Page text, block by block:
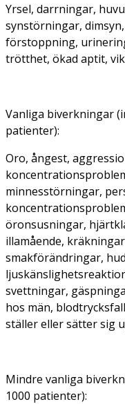
Yrsel, darrningar,
synstörningar,
förstoppning,
trötthet, ökad aptit,
Vanliga biverkningar
patienter):
Oro, ångest,
minnesstörningar,
öronsusningar,
illamående,
smakförändringar,
svettningar,
hos män,
ställer eller sätter sig
Mindre vanliga
1000 patienter):